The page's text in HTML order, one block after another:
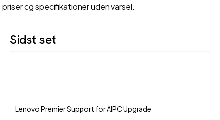
priser og specifikationer uden varsel.
Sidst set
Lenovo Premier Support for AIPC Upgrade